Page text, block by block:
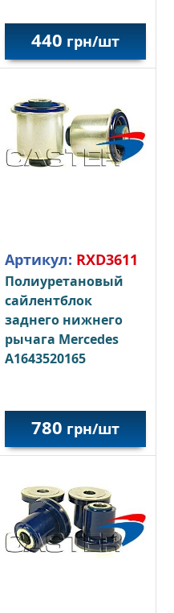
440 грн/шт
Артикул: RXD3611
Полиуретановый
сайлентблок
заднего нижнего
рычага Mercedes
A1643520165
780 грн/шт